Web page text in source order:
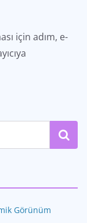
için adım, e-
Ara
Görünüm